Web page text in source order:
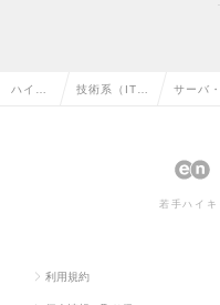
ハイク 技術系（IT・ サーバ・
ジニア
若手ハイ
利用規約